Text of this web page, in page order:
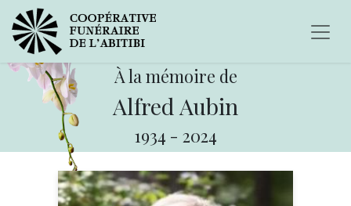
À la mémoire de
Alfred Aubin
1934 - 2024